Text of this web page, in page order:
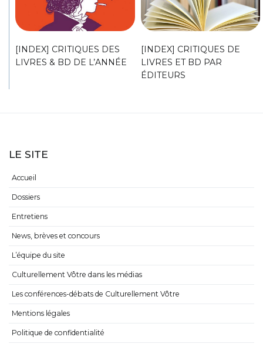
[INDEX] CRITIQUES DES
LIVRES & BD DE L’ANNÉE
[INDEX] CRITIQUES DE
LIVRES ET BD PAR
ÉDITEURS
LE SITE
Accueil
Dossiers
Entretiens
News, brèves et concours
L’équipe du site
Culturellement Vôtre dans les médias
Les conférences-débats de Culturellement Vôtre
Mentions légales
Politique de confidentialité